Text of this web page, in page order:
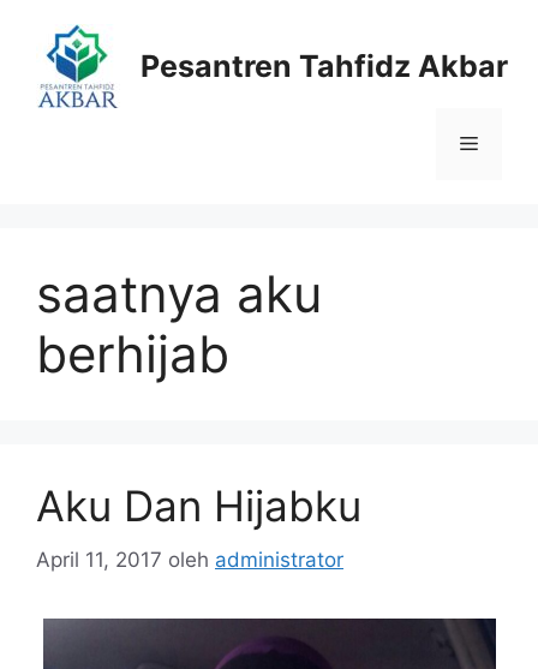
Pesantren Tahfidz Akbar
Menu
saatnya aku
berhijab
Aku Dan Hijabku
April 11, 2017 oleh administrator